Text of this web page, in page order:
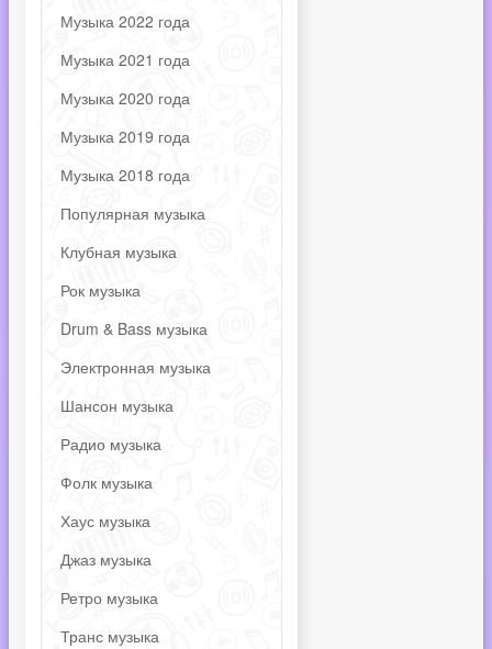
Музыка 2022 года
Музыка 2021 года
Музыка 2020 года
Музыка 2019 года
Музыка 2018 года
Популярная музыка
Клубная музыка
Рок музыка
Drum & Bass музыка
Электронная музыка
Шансон музыка
Радио музыка
Фолк музыка
Хаус музыка
Джаз музыка
Ретро музыка
Транс музыка